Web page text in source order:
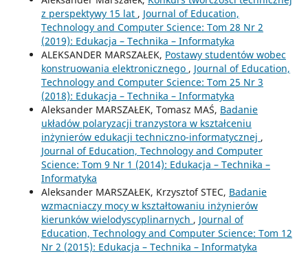
z perspektywy 15 lat , Journal of Education,
Technology and Computer Science: Tom 28 Nr 2
(2019): Edukacja – Technika – Informatyka
ALEKSANDER MARSZAŁEK, Postawy studentów wobec
konstruowania elektronicznego , Journal of Education,
Technology and Computer Science: Tom 25 Nr 3
(2018): Edukacja – Technika – Informatyka
Aleksander MARSZAŁEK, Tomasz MAŚ, Badanie
układów polaryzacji tranzystora w kształceniu
inżynierów edukacji techniczno-informatycznej ,
Journal of Education, Technology and Computer
Science: Tom 9 Nr 1 (2014): Edukacja – Technika –
Informatyka
Aleksander MARSZAŁEK, Krzysztof STEC, Badanie
wzmacniaczy mocy w kształtowaniu inżynierów
kierunków wielodyscyplinarnych , Journal of
Education, Technology and Computer Science: Tom 12
Nr 2 (2015): Edukacja – Technika – Informatyka